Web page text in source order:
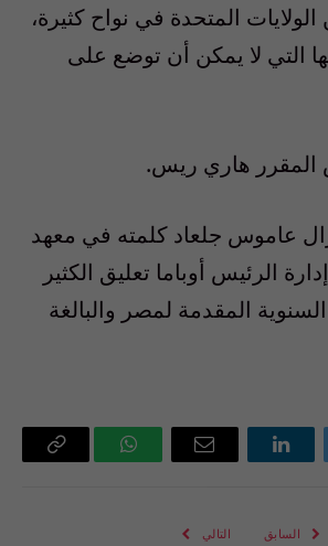
المتحدة في نواح كثيرة،
التي لا يمكن أن توضع على
المقرر هاري ريس.
عاموس جلعاد كلمته في معهد
الرئيس أوباما تعليق الكثير
المقدمة لمصر والبالغة
لينكدإن
البريد
واتساب Copy
السابق التالي